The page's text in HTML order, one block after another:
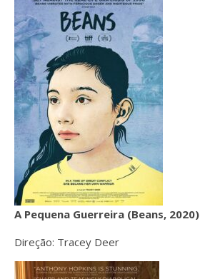
A Pequena Guerreira (Beans, 2020)
Direção: Tracey Deer